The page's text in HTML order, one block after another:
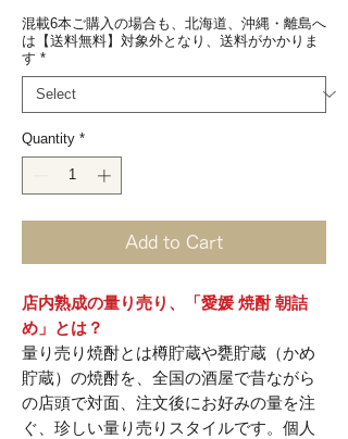
混載6本ご購入の場合も、北海道、沖縄・離島へ
は【送料無料】対象外となり、送料がかかりま
す *
Quantity *
Add to Cart
店内熟成の量り売り、「愛媛 焼酎 朝詰
め」とは？
量り売り焼酎とは樽貯蔵や甕貯蔵（かめ
貯蔵）の焼酎を、全国の酒屋で昔ながら
の店頭で対面、注文後にお好みの量を注
ぐ、珍しい量り売りスタイルです。個人